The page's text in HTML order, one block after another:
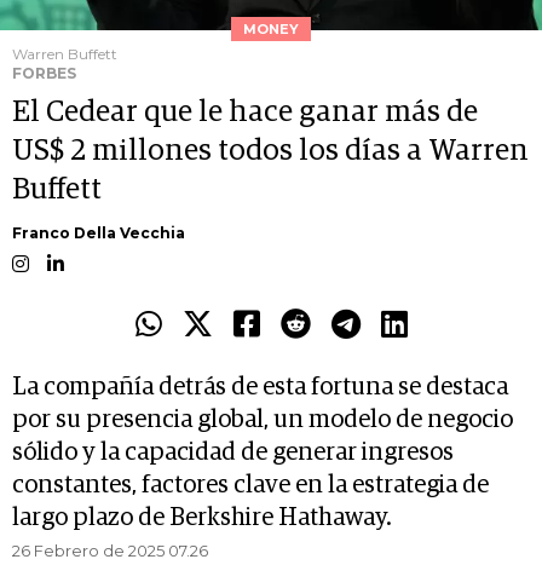
MONEY
Warren Buffett
FORBES
El Cedear que le hace ganar más de
US$ 2 millones todos los días a Warren
Buffett
Franco Della Vecchia
La compañía detrás de esta fortuna se destaca
por su presencia global, un modelo de negocio
sólido y la capacidad de generar ingresos
constantes, factores clave en la estrategia de
largo plazo de Berkshire Hathaway.
26 Febrero de 2025 07.26